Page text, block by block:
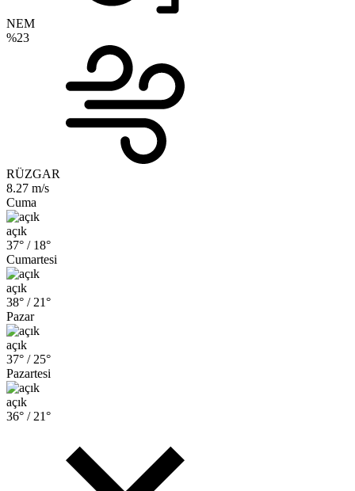
NEM
%23
RÜZGAR
8.27 m/s
Cuma
açık
37° / 18°
Cumartesi
açık
38° / 21°
Pazar
açık
37° / 25°
Pazartesi
açık
36° / 21°